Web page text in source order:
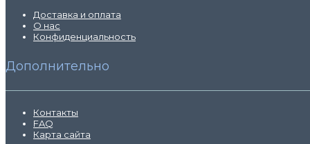
Доставка и оплата
О нас
Конфиденциальность
Дополнительно
Контакты
FAQ
Карта сайта